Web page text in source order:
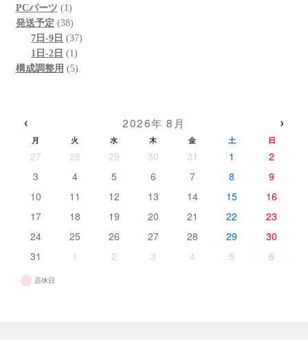
品
PCパーツ 11
個
の
商
品
発送予定 3838
個
の
商
7日-9日 3737
1日-2日 11
個
構成調整用 55
‹ 2026年 8月 ›
月 火 水 木 金 土 日
27 28 29 30 31 1
2
3
4 5 6 7 8
9
10
11 12 13 14 15
16
17
18 19 20 21 22
23
24
25 26 27 28 29
30
31
1 2 3 4 5 6
店休日